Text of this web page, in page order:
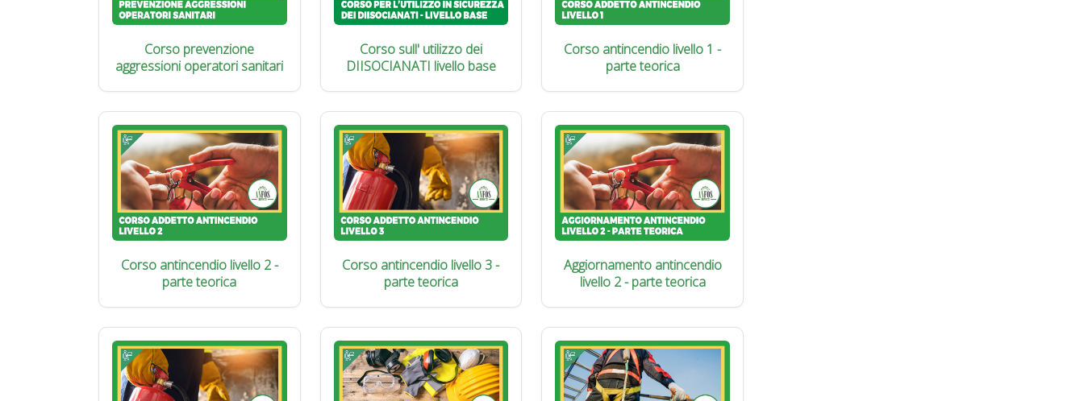
Corso prevenzione
aggressioni operatori sanitari
Corso sull' utilizzo dei
DIISOCIANATI livello base
Corso antincendio livello 1 -
parte teorica
Corso antincendio livello 2 -
parte teorica
Corso antincendio livello 3 -
parte teorica
Aggiornamento antincendio
livello 2 - parte teorica